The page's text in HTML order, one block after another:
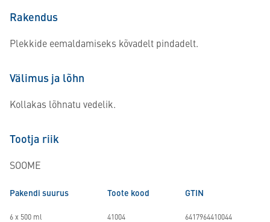
Rakendus
Plekkide eemaldamiseks kõvadelt pindadelt.
Välimus ja lõhn
Kollakas lõhnatu vedelik.
Tootja riik
SOOME
Pakendi suurus Toote kood GTIN
6 x 500 ml 41004 6417964410044